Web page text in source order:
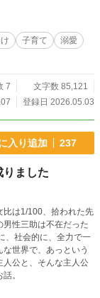
すこと。 そんな祈り
優しさに惹かれてい
ルズでも掲載中です。
子育て
溺愛
7
文字数 85,121
登録日 2026.05.03
入り追加 237
りました
比は1/100、拾われた先
性三助は不在だった
世界で、あっという
人公と、そんな主人公
。